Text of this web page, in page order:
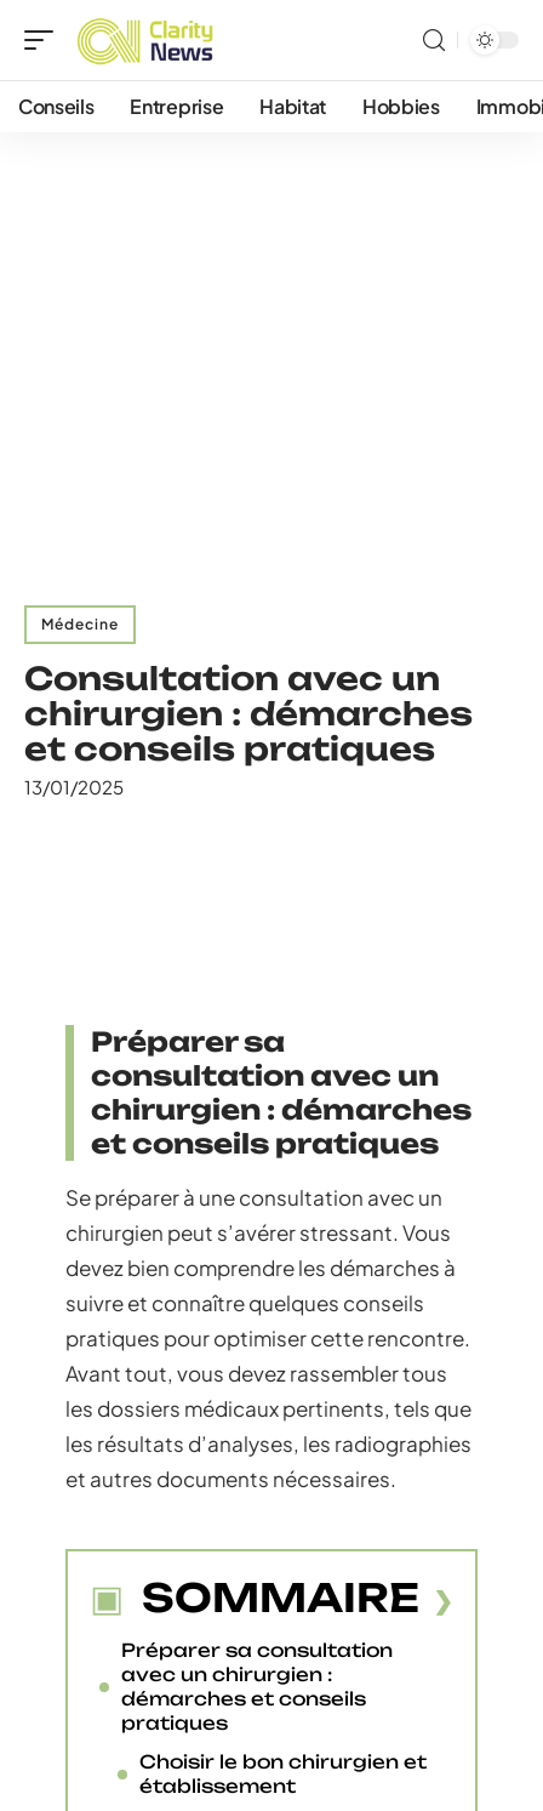
Conseils Entreprise Habitat Hobbies
Médecine
Consultation avec un
chirurgien : démarches
et conseils pratiques
13/01/2025
Préparer sa
consultation avec un
chirurgien : démarches
et conseils pratiques
Se préparer à une consultation avec un
chirurgien peut s’avérer stressant. Vous
devez bien comprendre les démarches à
suivre et connaître quelques conseils
pratiques pour optimiser cette rencontre.
Avant tout, vous devez rassembler tous
les dossiers médicaux pertinents, tels que
les résultats d’analyses, les radiographies
et autres documents nécessaires.
SOMMAIRE
Préparer sa consultation
avec un chirurgien :
démarches et conseils
pratiques
Choisir le bon chirurgien et
établissement